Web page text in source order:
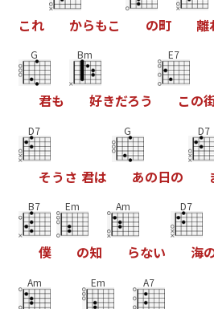
これ からもこ の町 離
G
君も
Bm
好きだろう
E7
この
D7
そう さ 君は
G
あの日の
D7
B7
僕
Em
の知
Am
らない
D7
海
Am Em A7